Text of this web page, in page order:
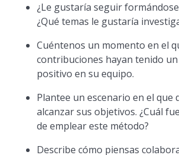
¿Le gustaría seguir
¿Qué temas le gustaría
Cuéntenos un momento en el
contribuciones hayan tenido
positivo en su equipo.
Plantee un escenario en el que
alcanzar sus objetivos. ¿Cuál
de emplear este método?
Describe cómo piensas